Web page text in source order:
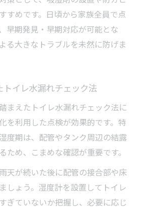
すめです。日頃から家族全員で点
早期発見・早期対応が可能とな
る大きなトラブルを未然に防げま
イレ水漏れチェック法
まえたトイレ水漏れチェック法に
を利用した点検が効果的です。特
度期は、配管やタンク周辺の結露
ため、こまめな確認が重要です。
天が続いた後に配管の接合部や床
しょう。湿度計を設置してトイレ
ぎていないか把握し、必要に応じ